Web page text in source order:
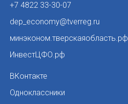
+7 4822 33-30-07
dep_economy@tverreg.ru
минэконом.тверскаяобласть.рф
ИнвестЦФО.рф
ВКонтакте
Одноклассники